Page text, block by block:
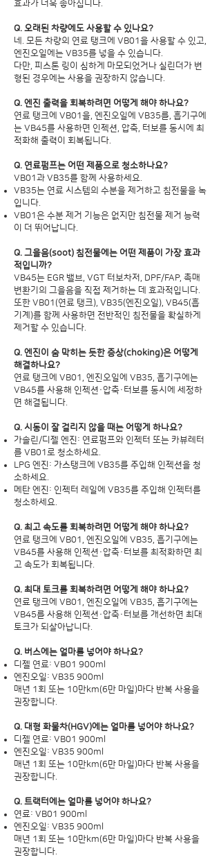
효과가 더욱 좋아집니다.
Q. 오래된 차량에도 사용할 수 있나요?
네. 모든 차량의 연료 탱크에 VB01을 사용할 수 있고,
엔진오일에는 VB35를 넣을 수 있습니다.
다만, 피스톤 링이 심하게 마모되었거나 실린더가 변
형된 경우에는 사용을 권장하지 않습니다.
Q. 엔진 출력을 회복하려면 어떻게 해야 하나요?
연료 탱크에 VB01을, 엔진오일에 VB35를, 흡기구에
는 VB45를 사용하면 인젝션, 압축, 터보를 동시에 최
적화해 출력이 회복됩니다.
Q. 연료펌프는 어떤 제품으로 청소하나요?
VB01과 VB35를 함께 사용하세요.
VB35는 연료 시스템의 수분을 제거하고 침전물을 녹
입니다.
VB01은 수분 제거 기능은 없지만 침전물 제거 능력
이 더 뛰어납니다.
Q. 그을음(soot) 침전물에는 어떤 제품이 가장 효과
적입니까?
VB45는 EGR 밸브, VGT 터보차저, DPF/FAP, 촉매
변환기의 그을음을 직접 제거하는 데 효과적입니다.
또한 VB01(연료 탱크), VB35(엔진오일), VB45(흡
기계)를 함께 사용하면 전반적인 침전물을 확실하게
제거할 수 있습니다.
Q. 엔진이 숨 막히는 듯한 증상(choking)은 어떻게
해결하나요?
연료 탱크에 VB01, 엔진오일에 VB35, 흡기구에는
VB45를 사용해 인젝션·압축·터보를 동시에 세정하
면 해결됩니다.
Q. 시동이 잘 걸리지 않을 때는 어떻게 하나요?
가솔린/디젤 엔진: 연료펌프와 인젝터 또는 카뷰레터
를 VB01로 청소하세요.
LPG 엔진: 가스탱크에 VB35를 주입해 인젝션을 청
소하세요.
메탄 엔진: 인젝터 레일에 VB35를 주입해 인젝터를
청소하세요.
Q. 최고 속도를 회복하려면 어떻게 해야 하나요?
연료 탱크에 VB01, 엔진오일에 VB35, 흡기구에는
VB45를 사용해 인젝션·압축·터보를 최적화하면 최
고 속도가 회복됩니다.
Q. 최대 토크를 회복하려면 어떻게 해야 하나요?
연료 탱크에 VB01, 엔진오일에 VB35, 흡기구에는
VB45를 사용해 인젝션·압축·터보를 개선하면 최대
토크가 되살아납니다.
Q. 버스에는 얼마를 넣어야 하나요?
디젤 연료: VB01 900ml
엔진오일: VB35 900ml
매년 1회 또는 10만km(6만 마일)마다 반복 사용을
권장합니다.
Q. 대형 화물차(HGV)에는 얼마를 넣어야 하나요?
디젤 연료: VB01 900ml
엔진오일: VB35 900ml
매년 1회 또는 10만km(6만 마일)마다 반복 사용을
권장합니다.
Q. 트랙터에는 얼마를 넣어야 하나요?
연료: VB01 900ml
엔진오일: VB35 900ml
매년 1회 또는 10만km(6만 마일)마다 반복 사용을
권장합니다.